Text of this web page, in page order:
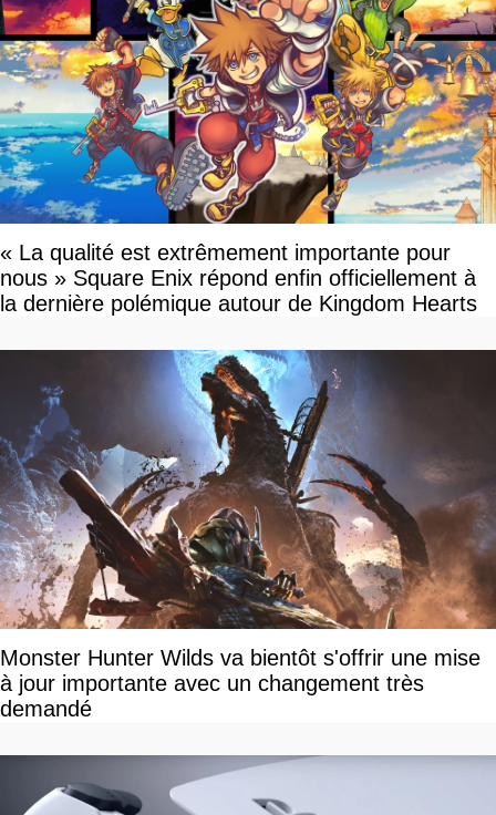
« La qualité est extrêmement importante pour
nous » Square Enix répond enfin officiellement à
la dernière polémique autour de Kingdom Hearts
Monster Hunter Wilds va bientôt s'offrir une mise
à jour importante avec un changement très
demandé